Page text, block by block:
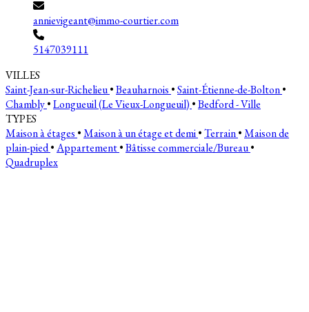
annievigeant@immo-courtier.com
5147039111
VILLES
Saint-Jean-sur-Richelieu•Beauharnois •Saint-Étienne-de-Bolton•
Chambly•Longueuil (Le Vieux-Longueuil) •Bedford - Ville
TYPES
Maison à étages •Maison à un étage et demi•Terrain•Maison de
plain-pied•Appartement•Bâtisse commerciale/Bureau•
Quadruplex